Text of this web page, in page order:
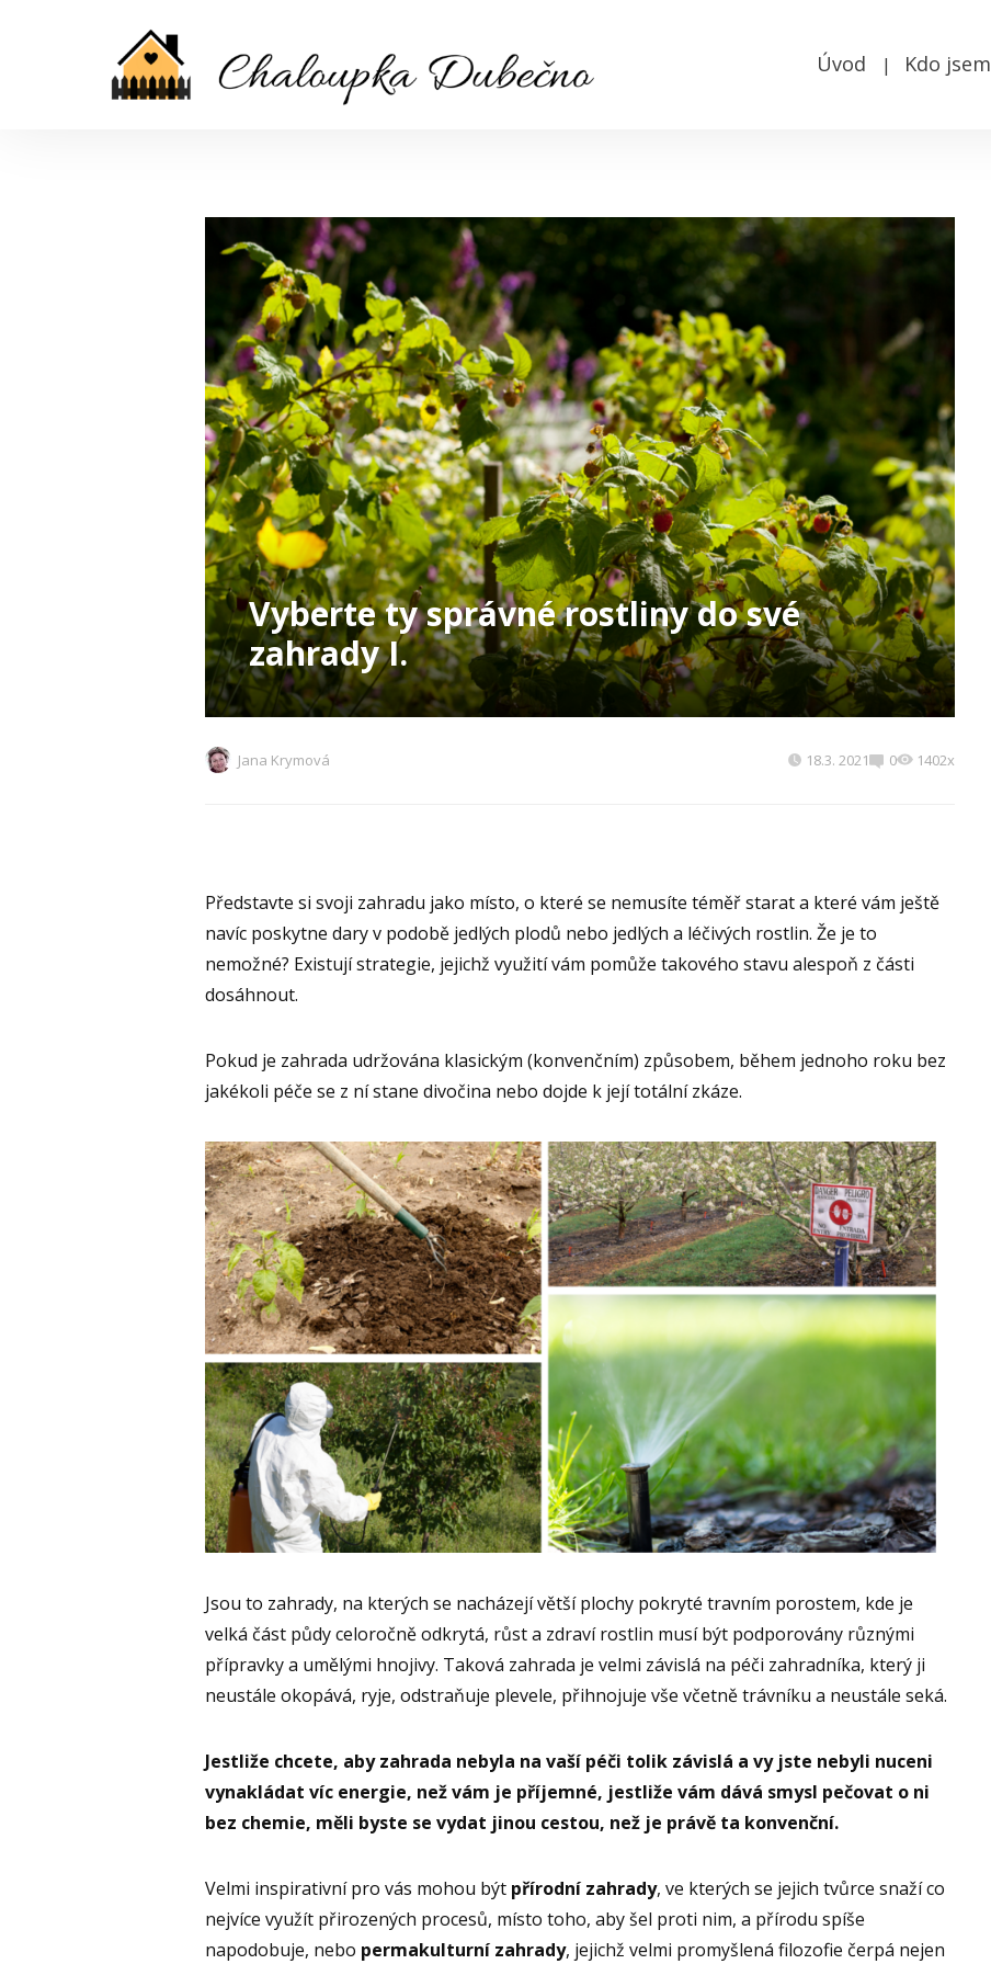
Úvod Kdo jsem
Vyberte ty správné rostliny do své
zahrady I.
Jana Krymová 18.3. 2021 0 1402x
Představte si svoji zahradu jako místo, o které se nemusíte téměř starat a které vám ještě
navíc poskytne dary v podobě jedlých plodů nebo jedlých a léčivých rostlin. Že je to
nemožné? Existují strategie, jejichž využití vám pomůže takového stavu alespoň z části
dosáhnout.
Pokud je zahrada udržována klasickým (konvenčním) způsobem, během jednoho roku bez
jakékoli péče se z ní stane divočina nebo dojde k její totální zkáze.
Jsou to zahrady, na kterých se nacházejí větší plochy pokryté travním porostem, kde je
velká část půdy celoročně odkrytá, růst a zdraví rostlin musí být podporovány různými
přípravky a umělými hnojivy. Taková zahrada je velmi závislá na péči zahradníka, který ji
neustále okopává, ryje, odstraňuje plevele, přihnojuje vše včetně trávníku a neustále seká.
Jestliže chcete, aby zahrada nebyla na vaší péči tolik závislá a vy jste nebyli nuceni
vynakládat víc energie, než vám je příjemné, jestliže vám dává smysl pečovat o ni
bez chemie, měli byste se vydat jinou cestou, než je právě ta konvenční.
Velmi inspirativní pro vás mohou být přírodní zahrady, ve kterých se jejich tvůrce snaží co
nejvíce využít přirozených procesů, místo toho, aby šel proti nim, a přírodu spíše
napodobuje, nebo permakulturní zahrady, jejichž velmi promyšlená filozofie čerpá nejen